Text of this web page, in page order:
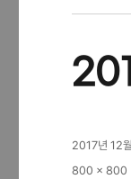
작
성
2017년 12
전
800 × 800